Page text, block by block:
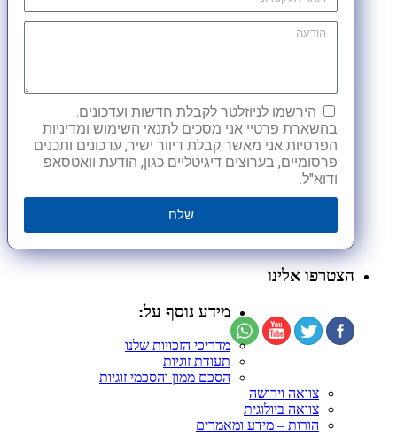
הירשמו לניוזלטר לקבלת חדשות ועדכונים.
בהשארת פרטיי אני מסכים לתנאי השימוש ומדיניות
הפרטיות אני מאשר קבלת דיוור ישיר, עדכונים ותכנים
פרסומיים, בערוצים דיגיטליים כגון, הודעת וואטסאפ
ודוא"ל.
שלח
הצטרפו אלינו
מידע נוסף על:
מדריכי הזכויות שלנו
תעודת זוגיות
הסכם ממון והסכמי זוגיות
צוואה וירושה
צוואה ביולוגית
הורות – מידע ומאמרים